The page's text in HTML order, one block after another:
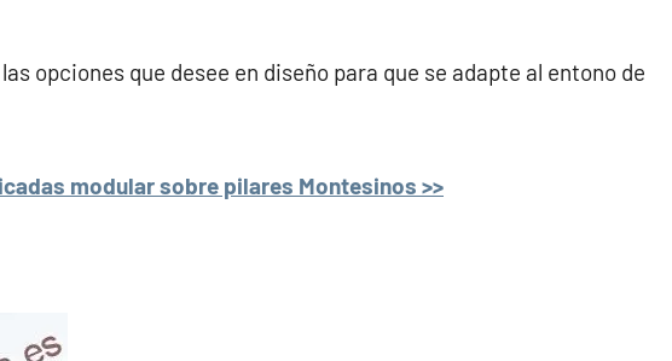
opciones que desee en diseño para que se adapte al entono de
modular sobre pilares Montesinos >>